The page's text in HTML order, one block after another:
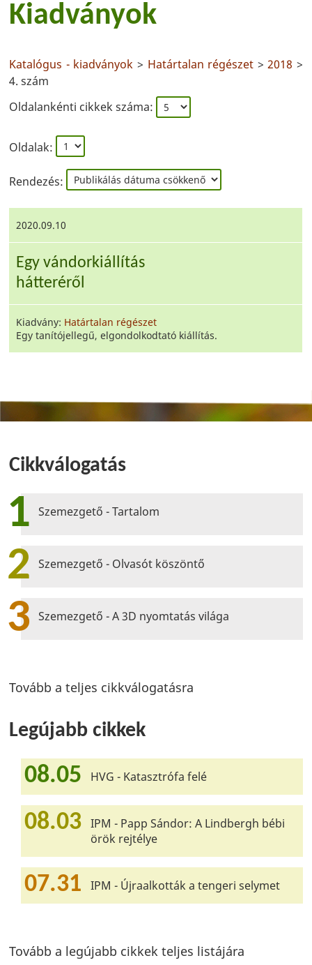
Kiadványok
Katalógus - kiadványok > Határtalan régészet >2018 >
4. szám
Oldalankénti cikkek száma:
Oldalak:
Rendezés:
2020.09.10
Egy vándorkiállítás
hátteréről
Kiadvány: Határtalan régészet
Egy tanítójellegű, elgondolkodtató kiállítás.
Cikkválogatás
1 Szemezgető - Tartalom
2 Szemezgető - Olvasót köszöntő
3 Szemezgető - A 3D nyomtatás világa
Tovább a teljes cikkválogatásra
Legújabb cikkek
08.05 HVG - Katasztrófa felé
08.03
IPM - Papp Sándor: A Lindbergh bébi
örök rejtélye
07.31 IPM - Újraalkották a tengeri selymet
Tovább a legújabb cikkek teljes listájára